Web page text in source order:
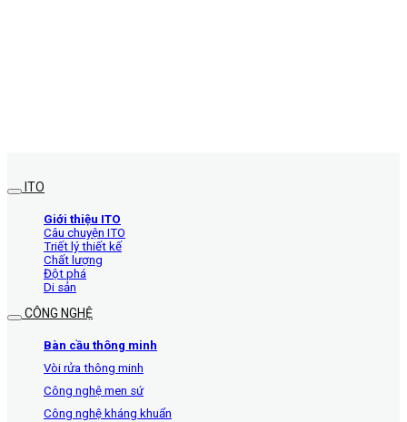
ITO
Giới thiệu ITO
Câu chuyện ITO
Triết lý thiết kế
Chất lượng
Đột phá
Di sản
CÔNG NGHỆ
Bàn cầu thông minh
Vòi rửa thông minh
Công nghệ men sứ
Công nghệ kháng khuẩn